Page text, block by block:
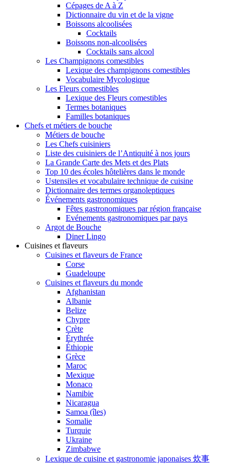
Cépages de A à Z
Dictionnaire du vin et de la vigne
Boissons alcoolisées
Cocktails
Boissons non-alcoolisées
Cocktails sans alcool
Les Champignons comestibles
Lexique des champignons comestibles
Vocabulaire Mycologique
Les Fleurs comestibles
Lexique des Fleurs comestibles
Termes botaniques
Familles botaniques
Chefs et métiers de bouche
Métiers de bouche
Les Chefs cuisiniers
Liste des cuisiniers de l’Antiquité à nos jours
La Grande Carte des Mets et des Plats
Top 10 des écoles hôtelières dans le monde
Ustensiles et vocabulaire technique de cuisine
Dictionnaire des termes organoleptiques
Événements gastronomiques
Fêtes gastronomiques par région française
Evénements gastronomiques par pays
Argot de Bouche
Diner Lingo
Cuisines et flaveurs
Cuisines et flaveurs de France
Corse
Guadeloupe
Cuisines et flaveurs du monde
Afghanistan
Albanie
Belize
Chypre
Crète
Érythrée
Éthiopie
Grèce
Maroc
Mexique
Monaco
Namibie
Nicaragua
Samoa (îles)
Somalie
Turquie
Ukraine
Zimbabwe
Lexique de cuisine et gastronomie japonaises 炊事